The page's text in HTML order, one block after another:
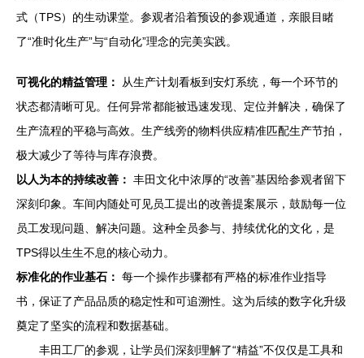
式（TPS）的生动课堂。参观者沿着预设的参观通道，亲眼目睹
了“准时化生产”与“自动化”理念的完美实践。
可视化的精益管理：
从生产计划看板到安灯系统，每一个环节的
状态都清晰可见。任何异常都能被迅速发现、定位并解决，确保了
生产流程的平稳与高效。生产线旁的物料供应精准匹配生产节拍，
极大减少了等待与库存浪费。
以人为本的持续改善： 丰田文化中浓厚的“改善”基因给参观者留下
深刻印象。车间内随处可见员工提出的改善提案展示，鼓励每一位
员工发现问题、解决问题。这种全员参与、持续优化的文化，是
TPS得以生生不息的核心动力。
标准化的作业基石： 每一个操作步骤都有严格的标准作业指导
书，保证了产品品质的稳定性和可追溯性。这为后续的数字化升级
奠定了坚实的流程和数据基础。
丰田工厂的参观，让学员们深刻理解了“精益”不仅仅是工具和